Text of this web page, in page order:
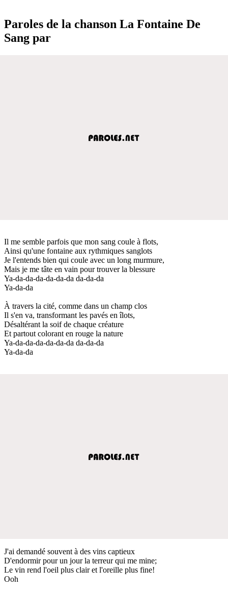
Paroles de la chanson La Fontaine De
Sang par
Il me semble parfois que mon sang coule à flots,
Ainsi qu'une fontaine aux rythmiques sanglots
Je l'entends bien qui coule avec un long murmure,
Mais je me tâte en vain pour trouver la blessure
Ya-da-da-da-da-da-da da-da-da
Ya-da-da
À travers la cité, comme dans un champ clos
Il s'en va, transformant les pavés en îlots,
Désaltérant la soif de chaque créature
Et partout colorant en rouge la nature
Ya-da-da-da-da-da-da da-da-da
Ya-da-da
J'ai demandé souvent à des vins captieux
D'endormir pour un jour la terreur qui me mine;
Le vin rend l'oeil plus clair et l'oreille plus fine!
Ooh